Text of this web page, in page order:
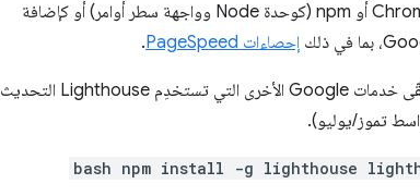
المستخدمين على مواقعهم الإلكترونية. وتتوفّر في أدوات مطوري البرامج في Chrome أو npm (كوحدة Node وواجهة سطر أوامر) أو كإضافة
إحصاءات PageSpeed .
. ستتلقّى خدمات Google الأخرى التي تستخدِم Lighthouse التحديث
bash npm install -g lighthouse